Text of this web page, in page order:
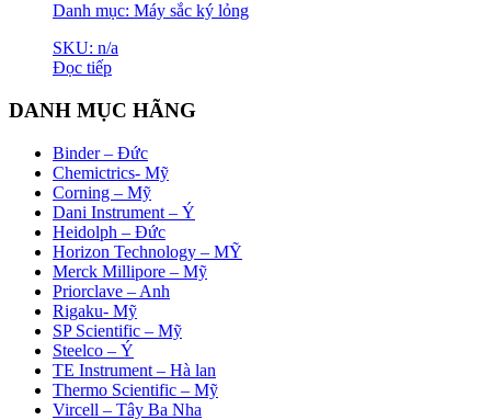
Danh mục: Máy sắc ký lỏng
SKU: n/a
Đọc tiếp
DANH MỤC HÃNG
Binder – Đức
Chemictrics- Mỹ
Corning – Mỹ
Dani Instrument – Ý
Heidolph – Đức
Horizon Technology – MỸ
Merck Millipore – Mỹ
Priorclave – Anh
Rigaku- Mỹ
SP Scientific – Mỹ
Steelco – Ý
TE Instrument – Hà lan
Thermo Scientific – Mỹ
Vircell – Tây Ba Nha